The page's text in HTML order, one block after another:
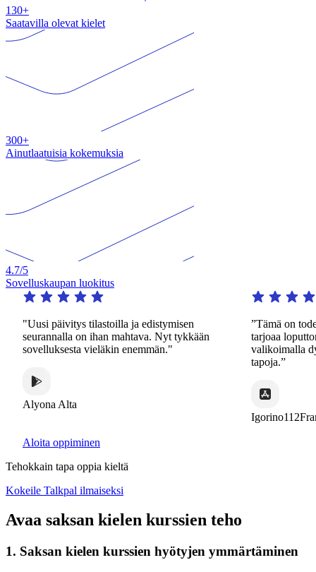
130+
Saatavilla olevat kielet
300+
Ainutlaatuisia kokemuksia
4.7/5
Sovelluskaupan luokitus
"Uusi päivitys tilastoilla ja edistymisen
seurannalla on ihan mahtava. Nyt tykkään
sovelluksesta vieläkin enemmän."
Alyona Alta
”Tämä on
tarjoaa
valikoimalla
tapoja.”
Igorino112France
Aloita oppiminen
Tehokkain tapa oppia kieltä
Kokeile Talkpal ilmaiseksi
Avaa saksan kielen kurssien teho
1. Saksan kielen kurssien hyötyjen ymmärtäminen